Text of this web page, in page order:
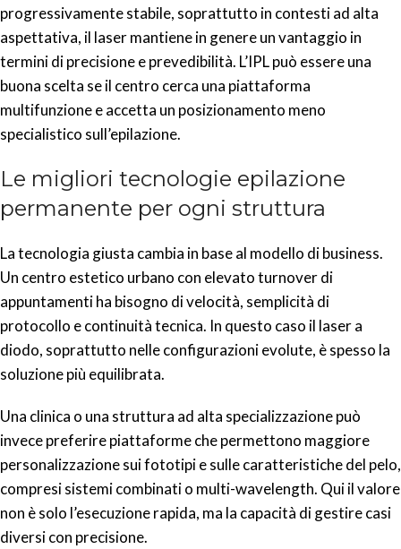
progressivamente stabile, soprattutto in contesti ad alta
aspettativa, il laser mantiene in genere un vantaggio in
termini di precisione e prevedibilità. L’IPL può essere una
buona scelta se il centro cerca una piattaforma
multifunzione e accetta un posizionamento meno
specialistico sull’epilazione.
Le migliori tecnologie epilazione
permanente per ogni struttura
La tecnologia giusta cambia in base al modello di business.
Un centro estetico urbano con elevato turnover di
appuntamenti ha bisogno di velocità, semplicità di
protocollo e continuità tecnica. In questo caso il laser a
diodo, soprattutto nelle configurazioni evolute, è spesso la
soluzione più equilibrata.
Una clinica o una struttura ad alta specializzazione può
invece preferire piattaforme che permettono maggiore
personalizzazione sui fototipi e sulle caratteristiche del pelo,
compresi sistemi combinati o multi-wavelength. Qui il valore
non è solo l’esecuzione rapida, ma la capacità di gestire casi
diversi con precisione.